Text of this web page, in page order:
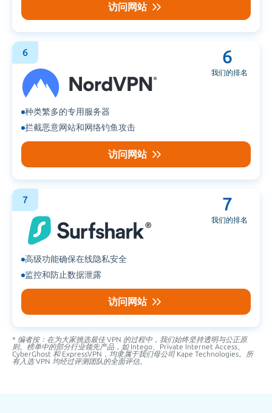
访问网站
6
种类繁多的专用服务器
拦截恶意网站和网络钓鱼攻击
6
我们的排名
访问网站
7
高级功能确保在线隐私安全
监控和防止数据泄露
7
我们的排名
访问网站
* 编者按：在为大家挑选最佳 VPN 的过程中，我们始终坚持透明与公正原
则。榜单中的部分行业领先产品，如 Intego、Private Internet Access、
CyberGhost 和 ExpressVPN，均隶属于我们母公司 Kape Technologies。所
有入选 VPN 均经过评测团队的全面评估。